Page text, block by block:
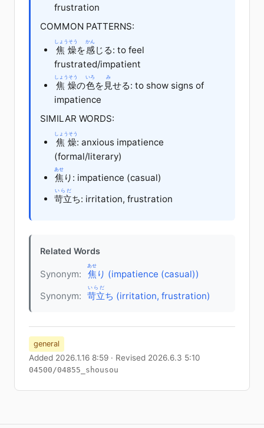
frustration
COMMON PATTERNS:
焦燥
しょうそう
を感
かん
じる: to feel
frustrated/impatient
焦燥
しょうそう
の色
いろ
を 見
み
せる: to show signs of
impatience
SIMILAR WORDS:
焦燥
しょうそう
: anxious impatience
(formal/literary)
焦
あせ
り : impatience (casual)
苛立
いらだ
ち: irritation, frustration
Related Words
Synonym: 焦
あせ
り (impatience (casual))
Synonym: 苛立
いらだ
ち (irritation, frustration)
general
Added 2026.1.16 8:59 · Revised 2026.6.3 5:10
04500/04855_shousou